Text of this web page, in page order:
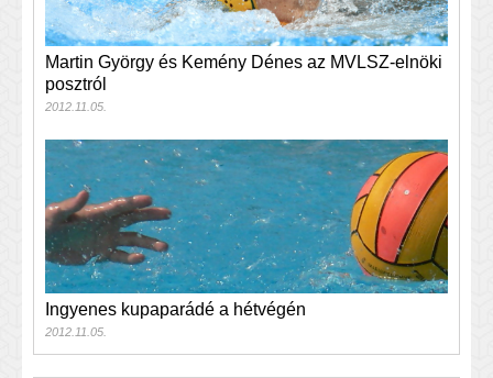
Martin György és Kemény Dénes az MVLSZ-elnöki
posztról
2012.11.05.
Ingyenes kupaparádé a hétvégén
2012.11.05.